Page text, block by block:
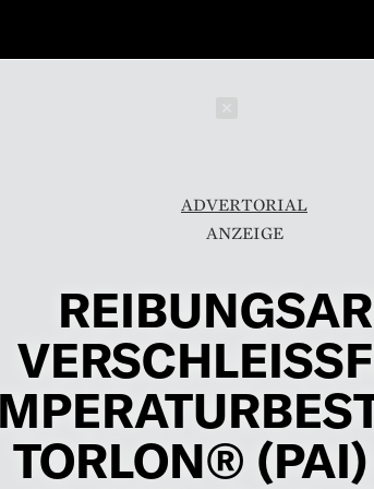
ADVERTORIAL
ORLON® (PAI)